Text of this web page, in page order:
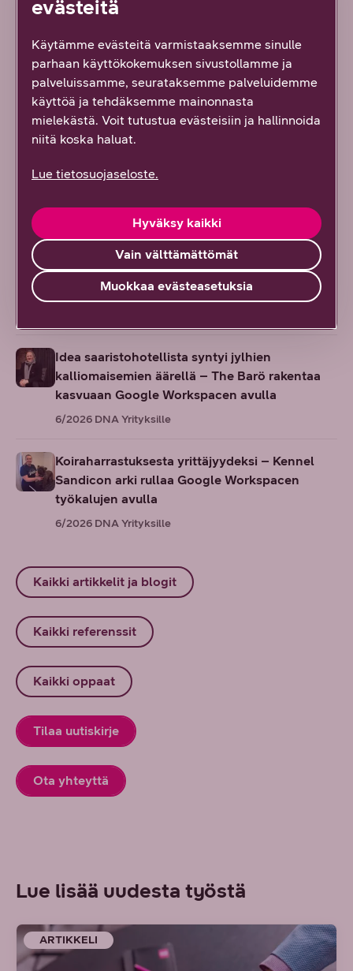
Kasvun tekijät: Argimarket ottaa rohkean
askeleen kohti maanlaajuisia markkinoita
7/2026DNA Yrityksille
Suomesta seuraava tekoälyn edelläkävijä? AI
6/2026DNA Yrityksille
”Kasvu vaatii epäonnistumisten
normalisointia” – Suomen kasvuyrityskentän
nykytila Amel Gailyn näkökulmasta
Idea saaristohotellista syntyi jylhien
kalliomaisemien äärellä – The Barö rakentaa
kasvuaan Google Workspacen avulla
6/2026 DNA Yrityksille
Koiraharrastuksesta yrittäjyydeksi – Kennel
Sandicon arki rullaa Google Workspacen
työkalujen avulla
6/2026 DNA Yrityksille
Kaikki artikkelit ja blogit
Kaikki referenssit
Kaikki oppaat
Tilaa uutiskirje
Ota yhteyttä
Lue lisää uudesta työstä
ARTIKKELI
evästeitä
Käytämme evästeitä varmistaaksemme sinulle
parhaan käyttökokemuksen sivustollamme ja
palveluissamme, seurataksemme palveluidemme
käyttöä ja tehdäksemme mainonnasta
mielekästä. Voit tutustua evästeisiin ja hallinnoida
niitä koska haluat.
Lue tietosuojaseloste.
Vain välttämättömät
Hyväksy kaikki
Muokkaa evästeasetuksia